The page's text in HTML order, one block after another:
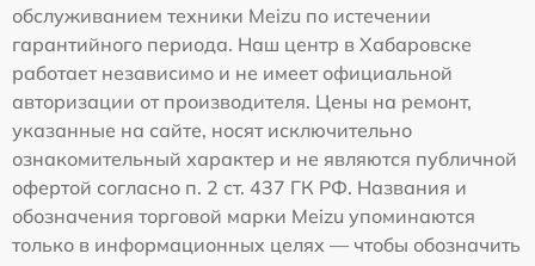
обслуживанием техники Meizu по истечении
гарантийного периода. Наш центр в Хабаровске
работает независимо и не имеет официальной
авторизации от производителя. Цены на ремонт,
указанные на сайте, носят исключительно
ознакомительный характер и не являются публичной
офертой согласно п. 2 ст. 437 ГК РФ. Названия и
обозначения торговой марки Meizu упоминаются
только в информационных целях — чтобы обозначить